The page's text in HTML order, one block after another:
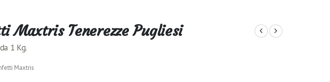
Maxtris Tenerezze Pugliesi
1 Kg.
Maxtris